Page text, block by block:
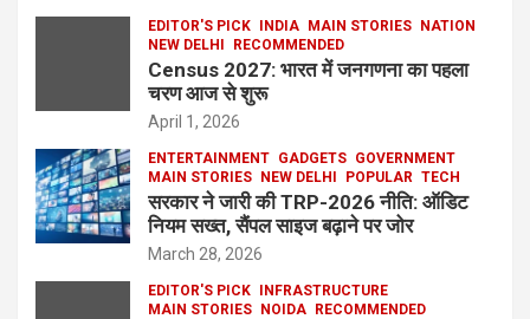
EDITOR'S PICK INDIA MAIN STORIES
NATION
NEW DELHI
RECOMMENDED
Census 2027: भारत में जनगणना का पहला
चरण आज से शुरू
April 1, 2026
ENTERTAINMENT GADGETS GOVERNMENT
MAIN STORIES
NEW DELHI POPULAR TECH
सरकार ने जारी की TRP-2026 नीति: ऑडिट
नियम सख्त, सैंपल साइज बढ़ाने पर जोर
March 28, 2026
EDITOR'S PICK
INFRASTRUCTURE
MAIN STORIES
NOIDA
RECOMMENDED